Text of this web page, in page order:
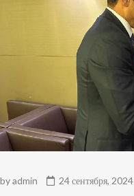
byadmin 24 сентября, 2024